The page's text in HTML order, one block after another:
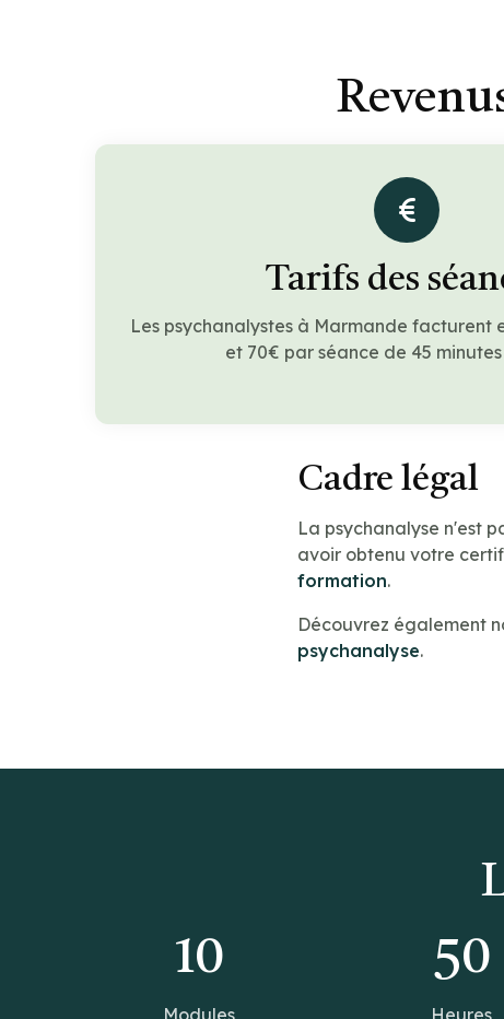
Tarifs des
Les psychanalystes à Marmande facturent
et 70€ par séance de 45
Cadre légal
La psychanalyse n'est
avoir obtenu votre
formation.
Découvrez également
psychanalyse.
10 50